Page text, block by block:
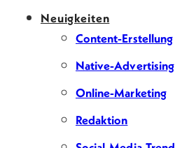
Neuigkeiten
Content-Erstellung
Native-Advertising
Online-Marketing
Redaktion